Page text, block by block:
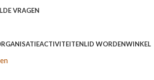
VRAGEN
ACTIVITEITENLID WORDENWINKEL